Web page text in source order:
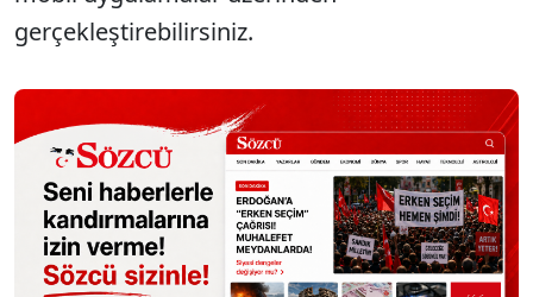
gerçekleştirebilirsiniz.